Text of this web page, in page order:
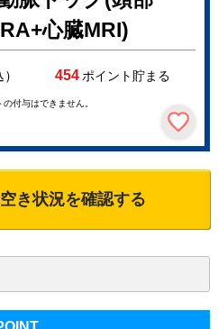
心臓MRI)
454ポイント貯まる
付与はできません。
き状況を確認する